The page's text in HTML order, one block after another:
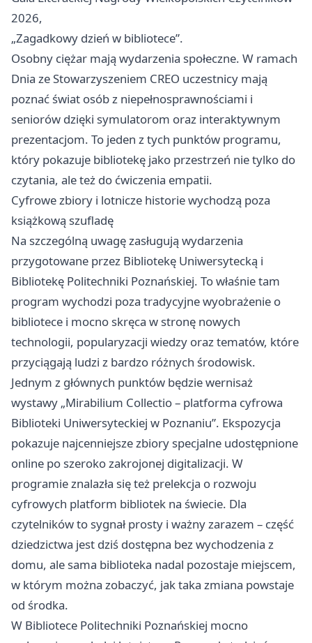
2026,
„Zagadkowy dzień w bibliotece”.
Osobny ciężar mają wydarzenia społeczne. W ramach
Dnia ze Stowarzyszeniem CREO uczestnicy mają
poznać świat osób z niepełnosprawnościami i
seniorów dzięki symulatorom oraz interaktywnym
prezentacjom. To jeden z tych punktów programu,
który pokazuje bibliotekę jako przestrzeń nie tylko do
czytania, ale też do ćwiczenia empatii.
Cyfrowe zbiory i lotnicze historie wychodzą poza
książkową szufladę
Na szczególną uwagę zasługują wydarzenia
przygotowane przez Bibliotekę Uniwersytecką i
Bibliotekę Politechniki Poznańskiej. To właśnie tam
program wychodzi poza tradycyjne wyobrażenie o
bibliotece i mocno skręca w stronę nowych
technologii, popularyzacji wiedzy oraz tematów, które
przyciągają ludzi z bardzo różnych środowisk.
Jednym z głównych punktów będzie wernisaż
wystawy „Mirabilium Collectio – platforma cyfrowa
Biblioteki Uniwersyteckiej w Poznaniu”. Ekspozycja
pokazuje najcenniejsze zbiory specjalne udostępnione
online po szeroko zakrojonej digitalizacji. W
programie znalazła się też prelekcja o rozwoju
cyfrowych platform bibliotek na świecie. Dla
czytelników to sygnał prosty i ważny zarazem – część
dziedzictwa jest dziś dostępna bez wychodzenia z
domu, ale sama biblioteka nadal pozostaje miejscem,
w którym można zobaczyć, jak taka zmiana powstaje
od środka.
W Bibliotece Politechniki Poznańskiej mocno